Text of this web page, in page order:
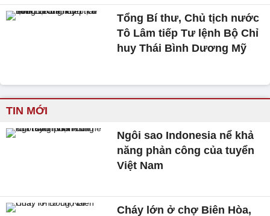
Tổng Bí thư, Chủ tịch nước
Tô Lâm tiếp Tư lệnh Bộ Chỉ
huy Thái Bình Dương Mỹ
TIN MỚI
Ngôi sao Indonesia nể khả
năng phản công của tuyển
Việt Nam
Cháy lớn ở chợ Biên Hòa,